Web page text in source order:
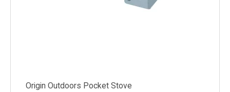
Origin Outdoors Pocket Stove